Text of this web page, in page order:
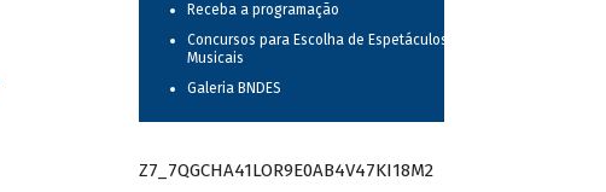
Receba a programação
Concursos para Escolha de Espetáculos
Musicais
Galeria BNDES
Z7_7QGCHA41LOR9E0AB4V47KI18M2